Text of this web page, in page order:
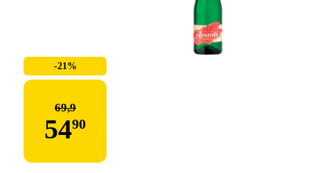
-21%
69,9
5490